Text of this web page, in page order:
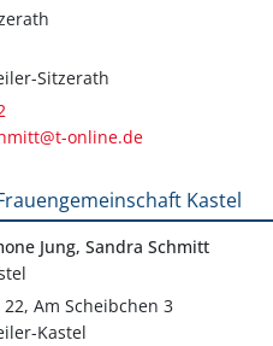
Sitzerath
online.de
Kastel
Jung, Sandra Schmitt
Am Scheibchen 3
Kastel